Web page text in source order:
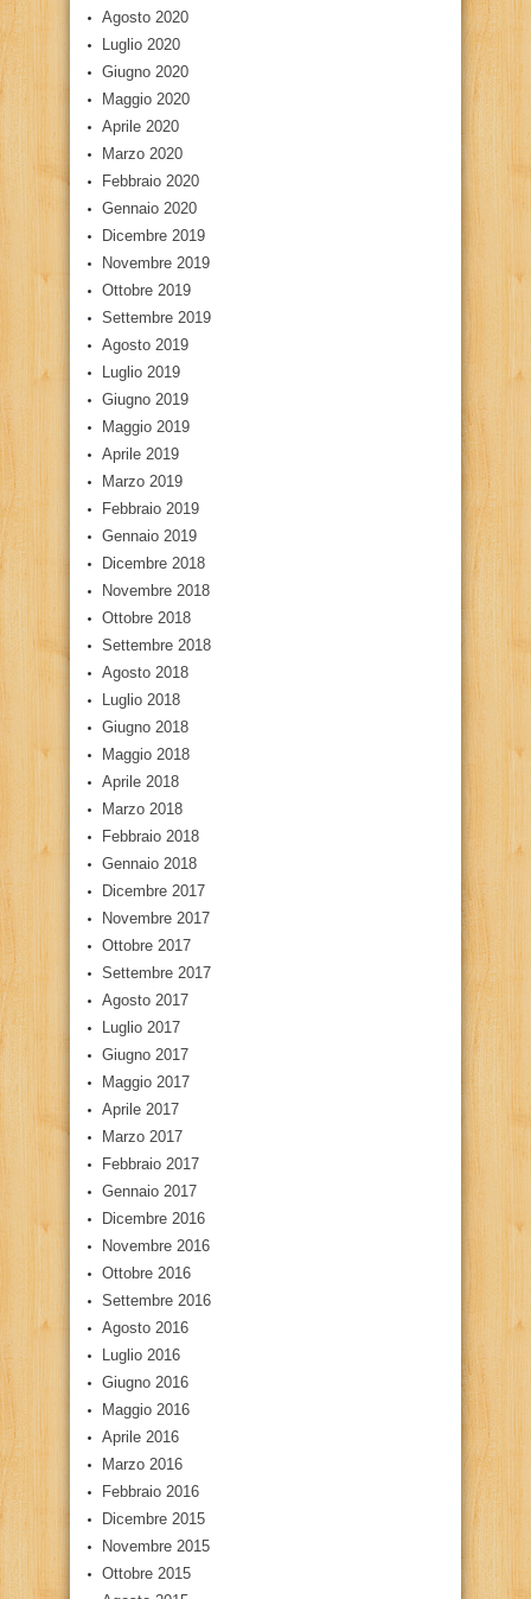
Agosto 2020
Luglio 2020
Giugno 2020
Maggio 2020
Aprile 2020
Marzo 2020
Febbraio 2020
Gennaio 2020
Dicembre 2019
Novembre 2019
Ottobre 2019
Settembre 2019
Agosto 2019
Luglio 2019
Giugno 2019
Maggio 2019
Aprile 2019
Marzo 2019
Febbraio 2019
Gennaio 2019
Dicembre 2018
Novembre 2018
Ottobre 2018
Settembre 2018
Agosto 2018
Luglio 2018
Giugno 2018
Maggio 2018
Aprile 2018
Marzo 2018
Febbraio 2018
Gennaio 2018
Dicembre 2017
Novembre 2017
Ottobre 2017
Settembre 2017
Agosto 2017
Luglio 2017
Giugno 2017
Maggio 2017
Aprile 2017
Marzo 2017
Febbraio 2017
Gennaio 2017
Dicembre 2016
Novembre 2016
Ottobre 2016
Settembre 2016
Agosto 2016
Luglio 2016
Giugno 2016
Maggio 2016
Aprile 2016
Marzo 2016
Febbraio 2016
Dicembre 2015
Novembre 2015
Ottobre 2015